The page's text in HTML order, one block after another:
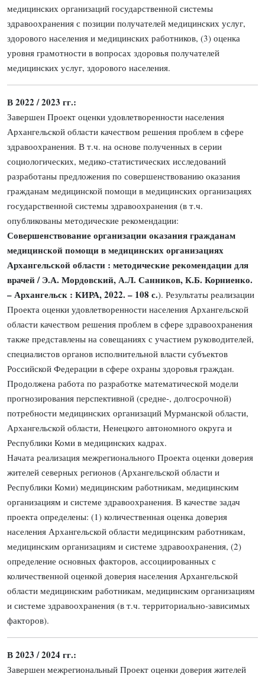
медицинских организаций государственной системы
здравоохранения с позиции получателей медицинских услуг,
здорового населения и медицинских работников, (3) оценка
уровня грамотности в вопросах здоровья получателей
медицинских услуг, здорового населения.
В 2022 / 2023 гг.:
Завершен Проект оценки удовлетворенности населения
Архангельской области качеством решения проблем в сфере
здравоохранения. В т.ч. на основе полученных в серии
социологических, медико-статистических исследований
разработаны предложения по совершенствованию оказания
гражданам медицинской помощи в медицинских организациях
государственной системы здравоохранения (в т.ч.
опубликованы методические рекомендации:
Совершенствование организации оказания гражданам
медицинской помощи в медицинских организациях
Архангельской области : методические рекомендации для
врачей / Э.А. Мордовский, А.Л. Санников, К.Б. Корниенко.
– Архангельск : КИРА, 2022. – 108 с.). Результаты реализации
Проекта оценки удовлетворенности населения Архангельской
области качеством решения проблем в сфере здравоохранения
также представлены на совещаниях с участием руководителей,
специалистов органов исполнительной власти субъектов
Российской Федерации в сфере охраны здоровья граждан.
Продолжена работа по разработке математической модели
прогнозирования перспективной (средне-, долгосрочной)
потребности медицинских организаций Мурманской области,
Архангельской области, Ненецкого автономного округа и
Республики Коми в медицинских кадрах.
Начата реализация межрегионального Проекта оценки доверия
жителей северных регионов (Архангельской области и
Республики Коми) медицинским работникам, медицинским
организациям и системе здравоохранения. В качестве задач
проекта определены: (1) количественная оценка доверия
населения Архангельской области медицинским работникам,
медицинским организациям и системе здравоохранения, (2)
определение основных факторов, ассоциированных с
количественной оценкой доверия населения Архангельской
области медицинским работникам, медицинским организациям
и системе здравоохранения (в т.ч. территориально-зависимых
факторов).
В 2023 / 2024 гг.:
Завершен межрегиональный Проект оценки доверия жителей